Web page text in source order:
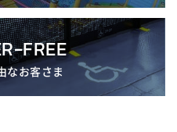
FREE
なお客さま